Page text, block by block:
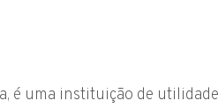
é uma instituição de